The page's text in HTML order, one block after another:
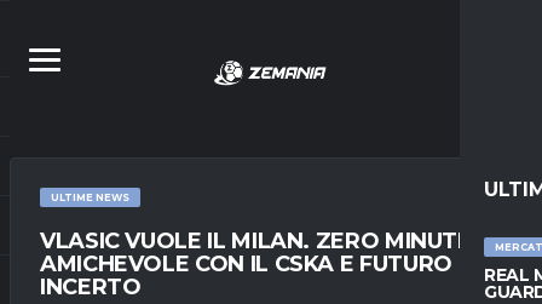
REAL
ULTIME NEWS
VLASIC VUOLE IL MILAN. ZERO MINUTI IN
AMICHEVOLE CON IL CSKA E FUTURO
INCERTO